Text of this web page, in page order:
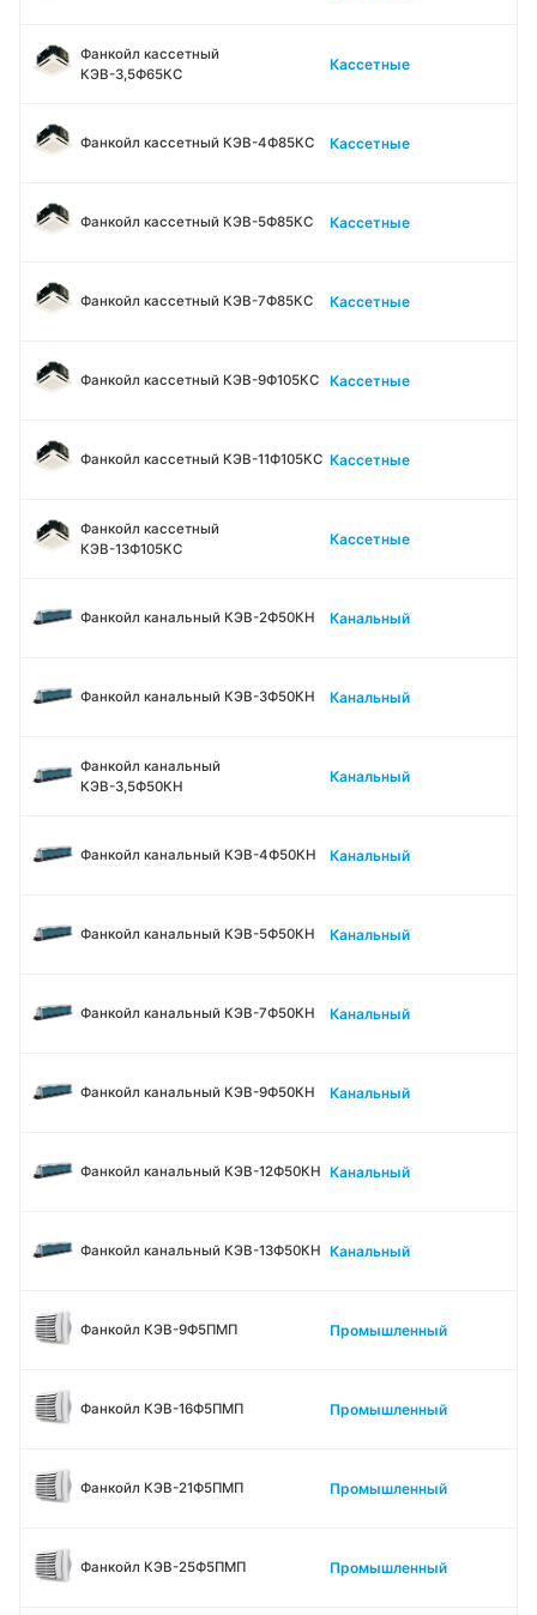
Фанкойл кассетный
КЭВ-3,5Ф65КС
Кассетные
Фанкойл кассетный КЭВ-4Ф85КС Кассетные
Фанкойл кассетный КЭВ-5Ф85КС Кассетные
Фанкойл кассетный КЭВ-7Ф85КС Кассетные
Фанкойл кассетный КЭВ-9Ф105КС Кассетные
Фанкойл кассетный КЭВ-11Ф105КС Кассетные
Фанкойл кассетный
КЭВ-13Ф105КС
Кассетные
Фанкойл канальный КЭВ-2Ф50КН Канальный
Фанкойл канальный КЭВ-3Ф50КН Канальный
Фанкойл канальный
КЭВ-3,5Ф50КН
Канальный
Фанкойл канальный КЭВ-4Ф50КН Канальный
Фанкойл канальный КЭВ-5Ф50КН Канальный
Фанкойл канальный КЭВ-7Ф50КН Канальный
Фанкойл канальный КЭВ-9Ф50КН Канальный
Фанкойл канальный КЭВ-12Ф50КН Канальный
Фанкойл канальный КЭВ-13Ф50КН Канальный
Фанкойл КЭВ-9Ф5ПМП Промышленный
Фанкойл КЭВ-16Ф5ПМП Промышленный
Фанкойл КЭВ-21Ф5ПМП Промышленный
Фанкойл КЭВ-25Ф5ПМП Промышленный